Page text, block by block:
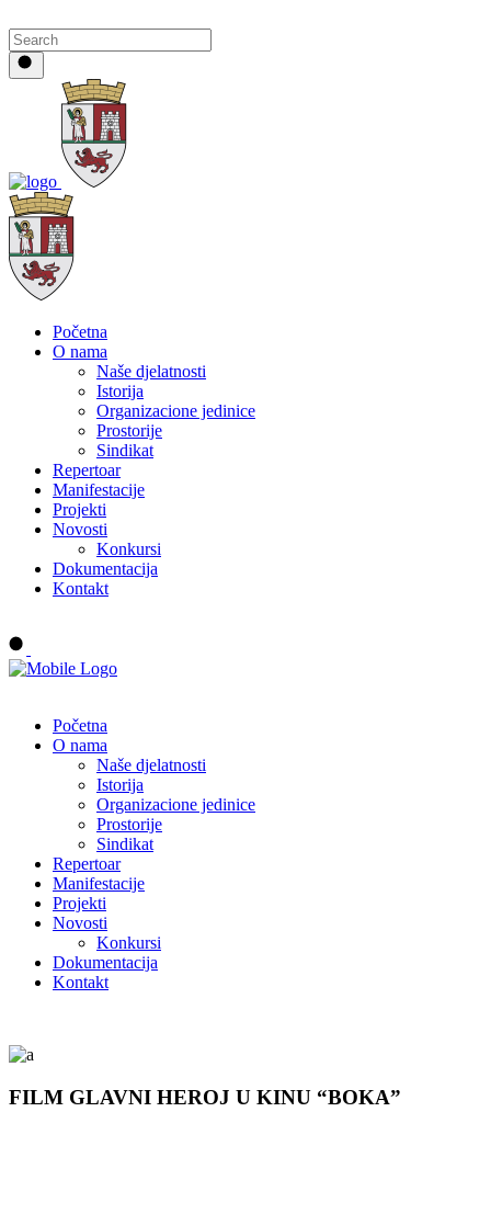
Početna
O nama
Naše djelatnosti
Istorija
Organizacione jedinice
Prostorije
Sindikat
Repertoar
Manifestacije
Projekti
Novosti
Konkursi
Dokumentacija
Kontakt
Početna
O nama
Naše djelatnosti
Istorija
Organizacione jedinice
Prostorije
Sindikat
Repertoar
Manifestacije
Projekti
Novosti
Konkursi
Dokumentacija
Kontakt
FILM GLAVNI HEROJ U KINU “BOKA”